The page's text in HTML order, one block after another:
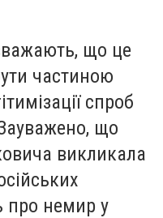
що це
частиною
спроб
що
викликала
про немир у